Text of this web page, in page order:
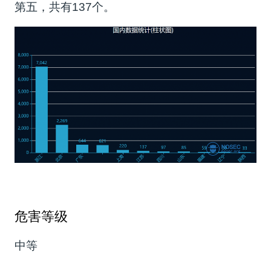
第五，共有137个。
危害等级
中等